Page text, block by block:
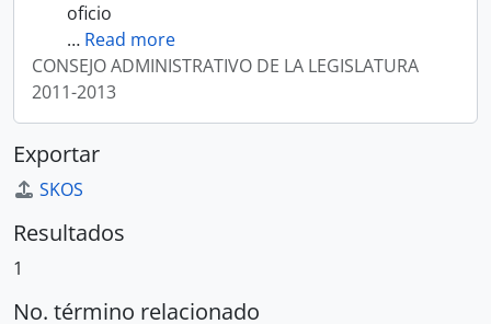
oficio
… Read more
CONSEJO ADMINISTRATIVO DE LA LEGISLATURA
2011-2013
Exportar
SKOS
Resultados
1
No. término relacionado